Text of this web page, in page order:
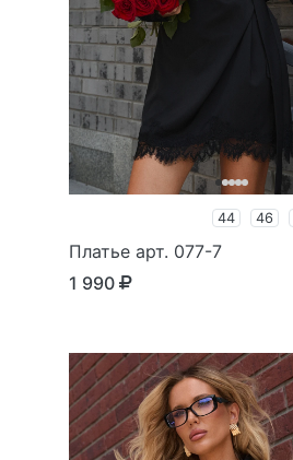
44 46
Платье арт. 077-7
1 990